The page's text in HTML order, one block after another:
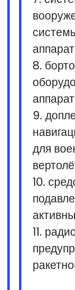
8.
9.
для
10.
11.